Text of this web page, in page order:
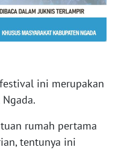
ini merupakan
rumah pertama
tentunya ini